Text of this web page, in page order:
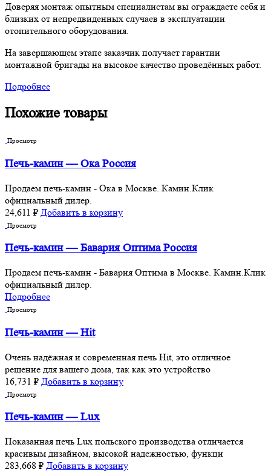
Доверяя монтаж опытным специалистам вы ограждаете себя и
близких от непредвиденных случаев в эксплуатации
отопительного оборудования.
На завершающем этапе заказчик получает гарантии
монтажной бригады на высокое качество проведённых работ.
Подробнее
Похожие товары
Просмотр
Печь-камин — Ока Россия
Продаем печь-камин - Ока в Москве. Камин.Клик
официальный дилер.
24,611 ₽ Добавить в корзину
Просмотр
Печь-камин — Бавария Оптима Россия
Продаем печь-камин - Бавария Оптима в Москве. Камин.Клик
официальный дилер.
Подробнее
Просмотр
Печь-камин — Hit
Очень надёжная и современная печь Hit, это отличное
решение для вашего дома, так как это устройство
16,731 ₽ Добавить в корзину
Просмотр
Печь-камин — Lux
Показанная печь Lux польского производства отличается
красивым дизайном, высокой надежностью, функци
283,668 ₽ Добавить в корзину